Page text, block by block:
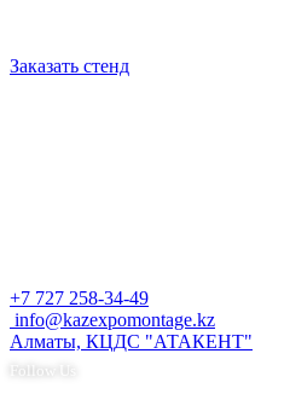
Заказать стенд
+7 727 258-34-49
info@kazexpomontage.kz
Алматы, КЦДС "АТАКЕНТ"
Follow Us